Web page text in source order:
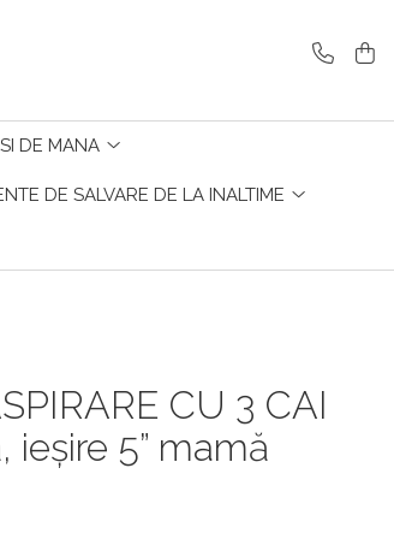
DE MANA
DE SALVARE DE LA INALTIME
CU 3 CAI
ieșire 5” mamă